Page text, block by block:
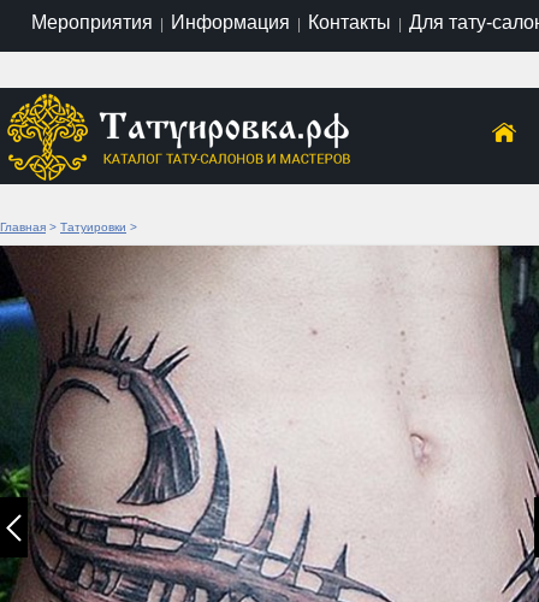
Мероприятия | Информация | Контакты | Для тату-
Главная > Татуировки >